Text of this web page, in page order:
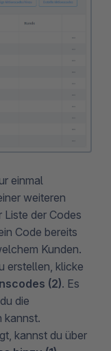
einmal
weiteren
Liste der Codes
Code bereits
Kunden.
erstellen, klicke
(2). Es
die
kannst.
kannst du über